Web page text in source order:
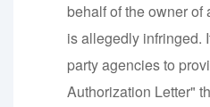
behalf of the owner
is allegedly infringed.
party agencies to
Authorization Letter"